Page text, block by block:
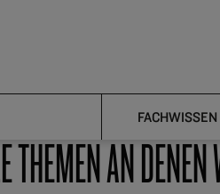
FACHWISSEN
THEMEN AN